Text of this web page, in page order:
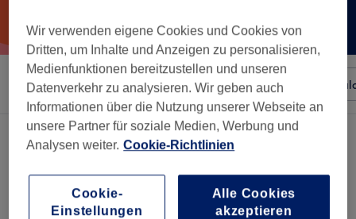
Sortieren nach Beliebiger Preis Besonderheiten
Ein Salon, der anbietet:wimpernverlängerung in Mitte, Bremerhaven
Wir verwenden eigene Cookies und Cookies von
Dritten, um Inhalte und Anzeigen zu personalisieren,
Medienfunktionen bereitzustellen und unseren
Datenverkehr zu analysieren. Wir geben auch
Informationen über die Nutzung unserer Webseite an
unsere Partner für soziale Medien, Werbung und
Analysen weiter. Cookie-Richtlinien
Cookie-
Einstellungen
Alle Cookies
akzeptieren